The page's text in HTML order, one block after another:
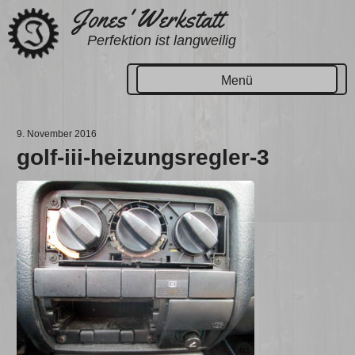
Zum
Inhalt
springen
Jones' Werkstatt
Perfektion ist langweilig
Menü
9. November 2016
golf-iii-heizungsregler-3